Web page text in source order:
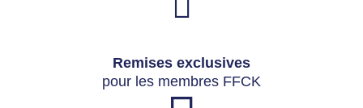
Remises exclusives
pour les membres FFCK